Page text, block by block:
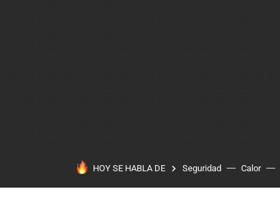
HOY SE HABLA DE Seguridad Calor